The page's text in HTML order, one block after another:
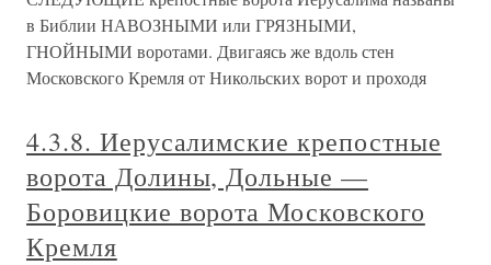
в Библии НАВОЗНЫМИ или ГРЯЗНЫМИ,
ГНОЙНЫМИ воротами. Двигаясь же вдоль стен
Московского Кремля от Никольских ворот и проходя
4.3.8. Иерусалимские крепостные
ворота Долины, Дольные —
Боровицкие ворота Московского
Кремля